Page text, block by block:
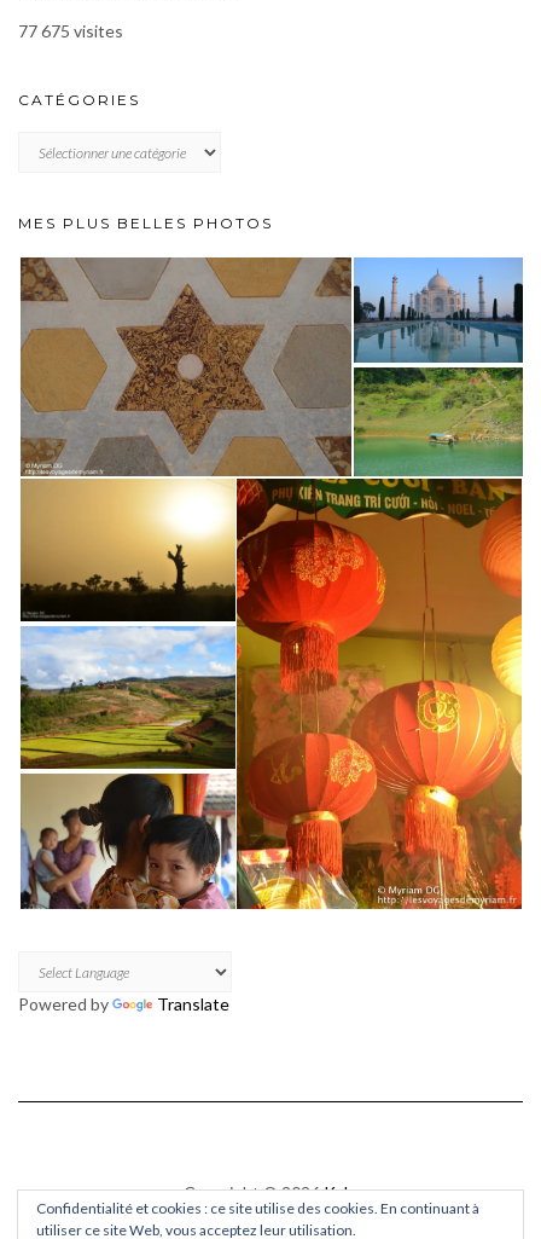
77 675 visites
CATÉGORIES
MES PLUS BELLES PHOTOS
Powered by Translate
Copyright © 2026Kale
Kaleby LyraThemes.com.
Confidentialité et cookies : ce site utilise des cookies. En continuant à
utiliser ce site Web, vous acceptez leur utilisation.